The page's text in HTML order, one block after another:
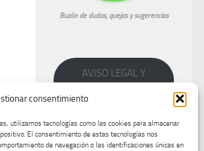
consentimiento
utilizamos tecnologías como las cookies para almacenar
El consentimiento de estas tecnologías nos
de navegación o las identificaciones únicas en
Buzón de dudas, quejas y sugerencias
AVISO LEGAL Y